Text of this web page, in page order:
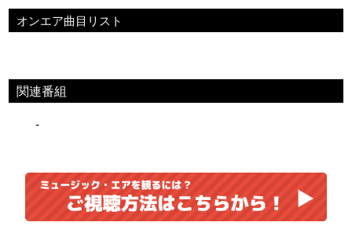
オンエア曲目リスト
関連番組
-